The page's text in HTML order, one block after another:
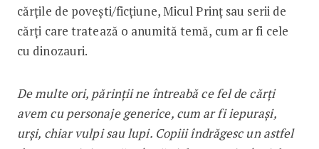
cărțile de povești/ficțiune, Micul Prinț sau serii de
cărți care tratează o anumită temă, cum ar fi cele
cu dinozauri.
De multe ori, părinții ne întreabă ce fel de cărți
avem cu personaje generice, cum ar fi iepurași,
urși, chiar vulpi sau lupi. Copiii îndrăgesc un astfel